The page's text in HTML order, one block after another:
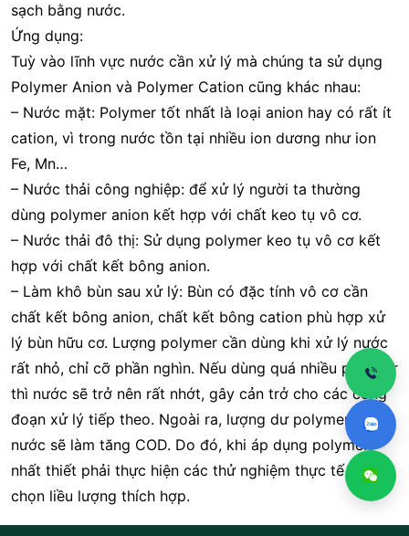
sạch bằng nước.
Ứng dụng:
Tuỳ vào lĩnh vực nước cần xử lý mà chúng ta sử dụng
Polymer Anion và Polymer Cation cũng khác nhau:
– Nước mặt: Polymer tốt nhất là loại anion hay có rất ít
cation, vì trong nước tồn tại nhiều ion dương như ion
Fe, Mn…
– Nước thải công nghiệp: để xử lý người ta thường
dùng polymer anion kết hợp với chất keo tụ vô cơ.
– Nước thải đô thị: Sử dụng polymer keo tụ vô cơ kết
hợp với chất kết bông anion.
– Làm khô bùn sau xử lý: Bùn có đặc tính vô cơ cần
chất kết bông anion, chất kết bông cation phù hợp xử
lý bùn hữu cơ. Lượng polymer cần dùng khi xử lý nước
rất nhỏ, chỉ cỡ phần nghìn. Nếu dùng quá nhiều polymer
thì nước sẽ trở nên rất nhớt, gây cản trở cho các công
đoạn xử lý tiếp theo. Ngoài ra, lượng dư polymer trong
nước sẽ làm tăng COD. Do đó, khi áp dụng polymer
nhất thiết phải thực hiện các thử nghiệm thực tế để lựa
chọn liều lượng thích hợp.